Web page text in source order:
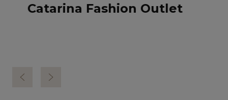
Catarina Fashion Outlet